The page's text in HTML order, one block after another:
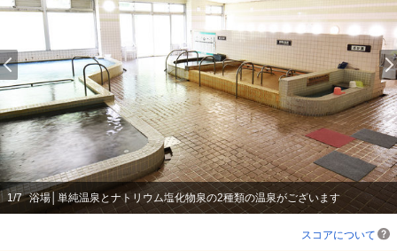
1/7 浴場│単純温泉とナトリウム塩化物泉の2種類の温泉がございます
スコアについて